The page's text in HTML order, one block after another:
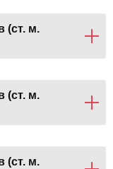
(ст. м.
(ст. м.
(ст. м.